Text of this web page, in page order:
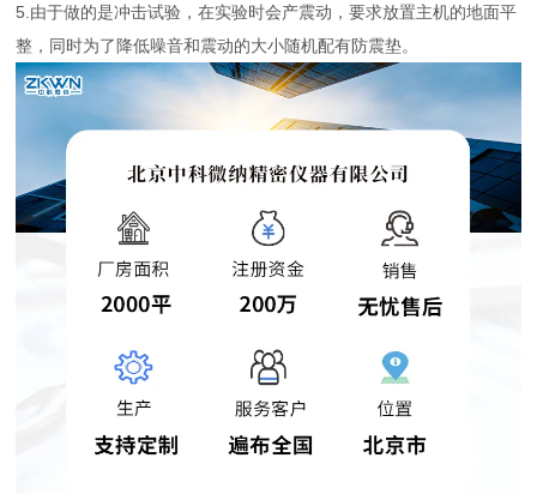
5.由于做的是冲击试验，在实验时会产震动，要求放置主机的地面平
整，同时为了降低噪音和震动的大小随机配有防震垫。